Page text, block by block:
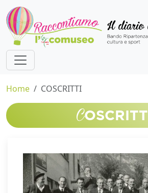
Home COSCRITTI
COSCRITTI